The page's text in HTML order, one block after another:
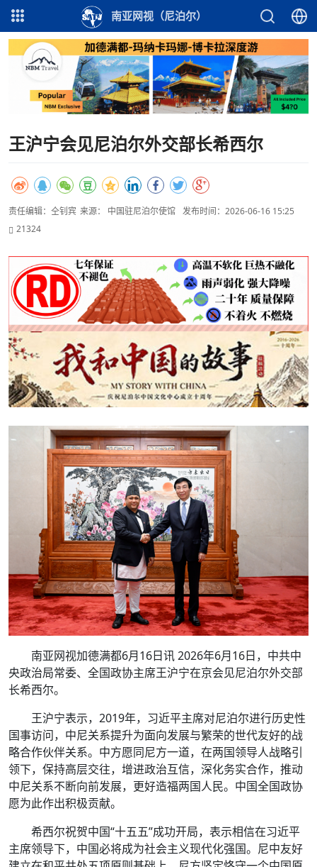
南亚网视（尼泊尔）
王沪宁会见尼泊尔外交部长希西尔
责任编辑：仝钊宾 来源： 中国驻尼泊尔使馆 发布时间：2026-06-16 15:25
21324
南亚网视加德满都6月16日讯 2026年6月16日，中共中
央政治局常委、全国政协主席王沪宁在京会见尼泊尔外交部
长希西尔。
王沪宁表示，2019年，习近平主席对尼泊尔进行历史性
国事访问，中尼关系提升为面向发展与繁荣的世代友好的战
略合作伙伴关系。中方愿同尼方一道，在两国领导人战略引
领下，保持高层交往，增进政治互信，深化务实合作，推动
中尼关系不断向前发展，更好造福两国人民。中国全国政协
愿为此作出积极贡献。
希西尔祝贺中国“十五五”成功开局，表示相信在习近平
主席领导下，中国必将成为社会主义现代化强国。尼中友好